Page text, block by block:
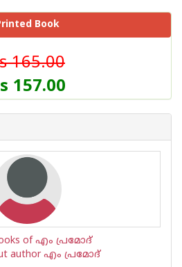
Book
165.00
157.00
of എം പ്രമോദ്
author എം പ്രമോദ്